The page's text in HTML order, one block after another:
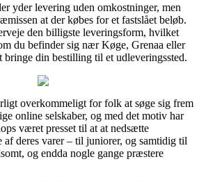
yder levering uden omkostninger, men
at der købes for et fastslået beløb.
den billigste leveringsform, hvilket
du befinder sig nær Køge, Grenaa eller
bringe din bestilling til et udleveringssted.
overkommeligt for folk at søge sig frem
online selskaber, og med det motiv har
været presset til at at nedsætte
deres varer – til juniorer, og samtidig til
og endda nogle gange præstere